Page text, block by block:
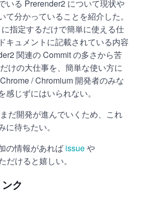
いる Prerender2 について現状や
て分かっていることを紹介した。
指定するだけで簡単に使える仕
キュメントに記載されている内容
関連の Commit の多さから苦
けの大仕事を、簡単な使い方に
/ Chromium 開発者のみな
感じずにはいられない。
だ開発が進んでいくため、これ
待ちたい。
の情報があれば issueや
だけると嬉しい。
ク